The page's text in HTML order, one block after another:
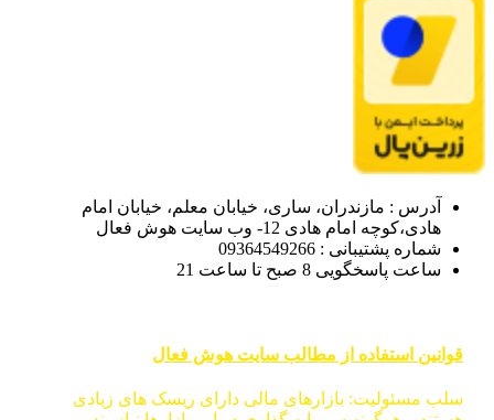
آدرس : مازندران، ساری، خیابان معلم، خیابان امام
هادی،کوچه امام هادی 12- وب سایت هوش فعال
شماره پشتیبانی : 09364549266
ساعت پاسخگویی 8 صبح تا ساعت 21
قوانین استفاده از مطالب سایت هوش فعال
سلب مسئولیت: بازارهای مالی دارای ریسک های زیادی